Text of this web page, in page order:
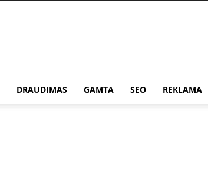
DRAUDIMAS GAMTA SEO REKLAMA